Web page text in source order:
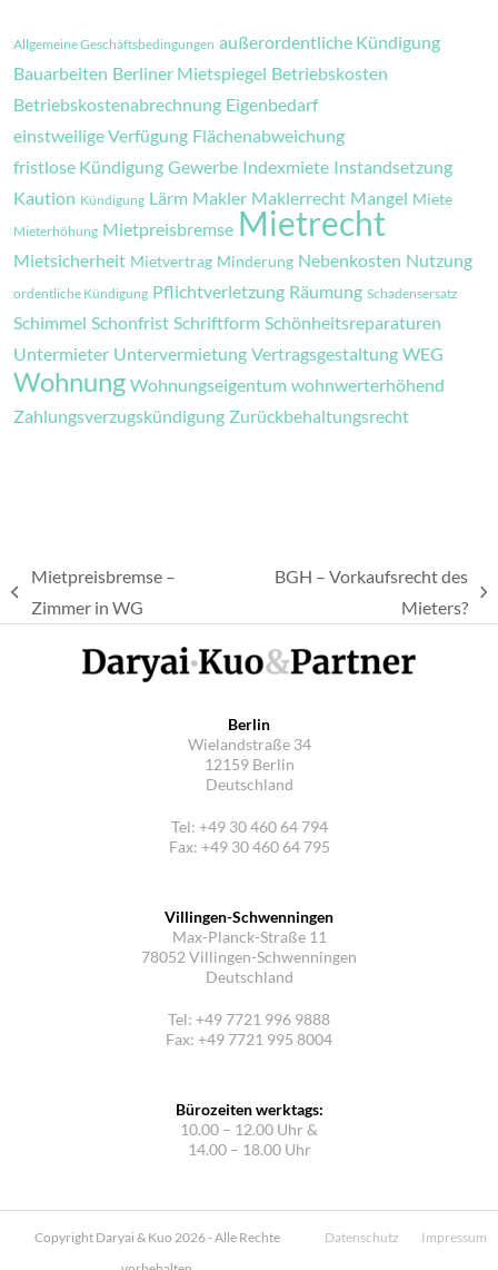
Allgemeine Geschäftsbedingungen außerordentliche Kündigung
Bauarbeiten Berliner Mietspiegel Betriebskosten
Betriebskostenabrechnung Eigenbedarf
einstweilige Verfügung Flächenabweichung
fristlose Kündigung Gewerbe Indexmiete Instandsetzung
Kaution Kündigung Lärm Makler Maklerrecht Mangel Miete
Mieterhöhung Mietpreisbremse Mietrecht
Mietsicherheit Mietvertrag Minderung Nebenkosten Nutzung
ordentliche Kündigung Pflichtverletzung Räumung Schadensersatz
Schimmel Schonfrist Schriftform Schönheitsreparaturen
Untermieter Untervermietung Vertragsgestaltung WEG
Wohnung Wohnungseigentum wohnwerterhöhend
Zahlungsverzugskündigung Zurückbehaltungsrecht
vorheriger
Mietpreisbremse –
Zimmer in WG
BGH – Vorkaufsrecht des
Mieters?
Berlin
Wielandstraße 34
12159 Berlin
Deutschland
Tel: +49 30 460 64 794
Fax: +49 30 460 64 795
Villingen-Schwenningen
Max-Planck-Straße 11
78052 Villingen-Schwenningen
Deutschland
Tel: +49 7721 996 9888
Fax: +49 7721 995 8004
Bürozeiten werktags:
10.00 – 12.00 Uhr &
14.00 – 18.00 Uhr
Copyright Daryai & Kuo 2026 - Alle Rechte
Datenschutz Impressum